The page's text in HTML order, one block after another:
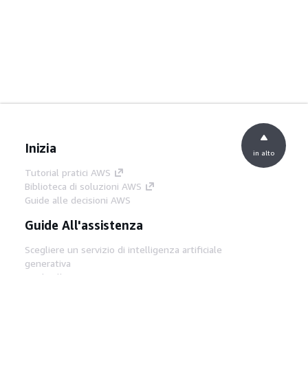
Inizia
Tutorial pratici AWS
Biblioteca di soluzioni AWS
Guide alle decisioni AWS
Guide All'assistenza
Scegliere un servizio di intelligenza artificiale
generativa
Guide all'assistenza AWS
in alto